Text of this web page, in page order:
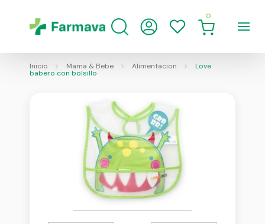
0
Inicio Mama & Bebe Alimentacion Love
babero con bolsillo